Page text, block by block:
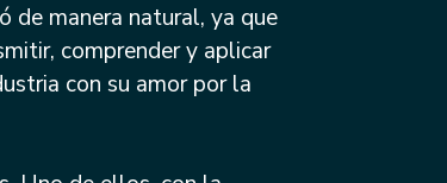
de manera natural, ya que
comprender y aplicar
con su amor por la